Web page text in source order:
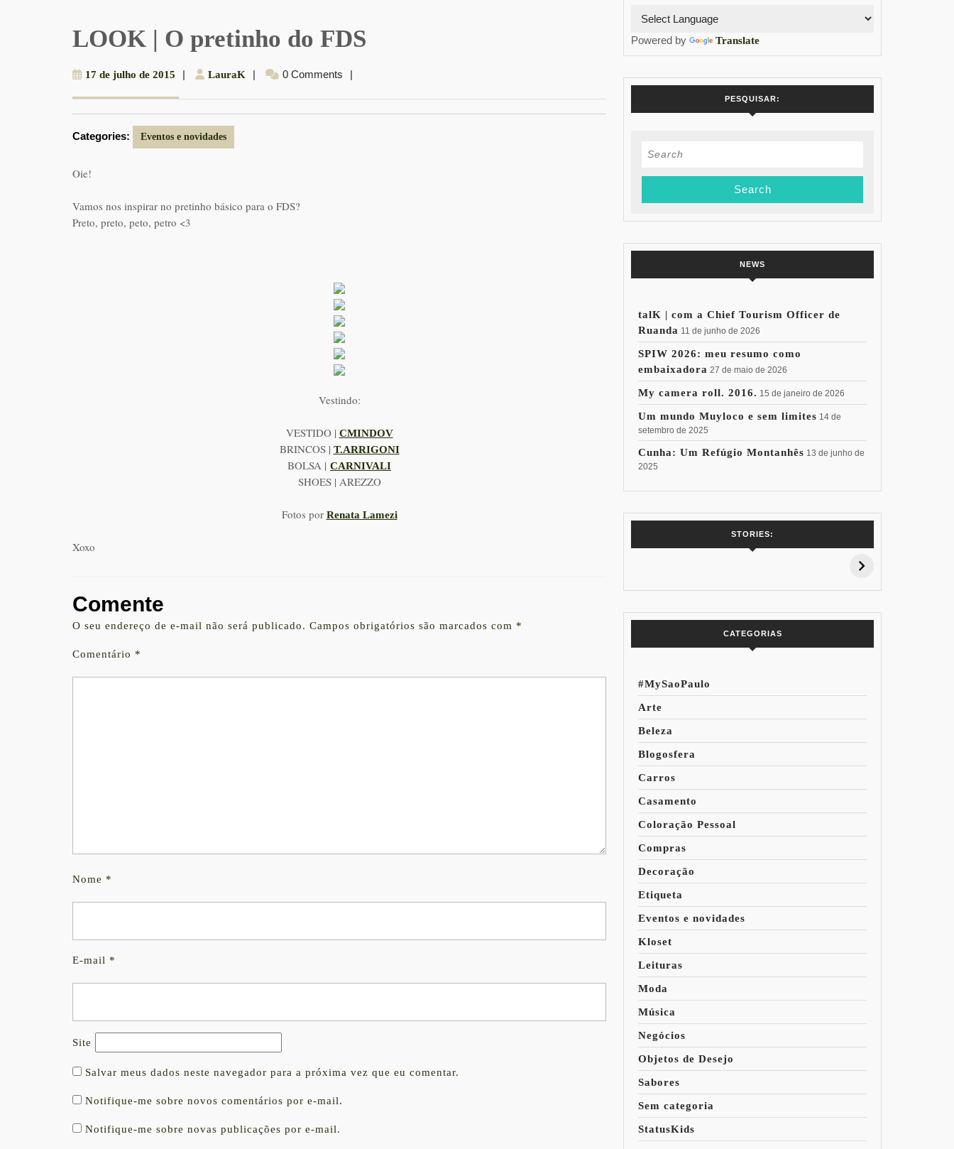
LOOK | O pretinho do FDS
17 de julho de 2015 17
2015
| LauraK LauraK
| 0 Comments |
Categories: Eventos e novidades
Oie!
Vamos nos inspirar no pretinho básico para o FDS?
Preto, preto, peto, petro <3
Vestindo:
VESTIDO | CMINDOV
BRINCOS | T.ARRIGONI
BOLSA | CARNIVALI
SHOES | AREZZO
Fotos por Renata Lamezi
Xoxo
Comente
O seu endereço de e-mail não será publicado. Campos obrigatórios são marcados com *
Comentário *
Nome *
E-mail *
Site
Salvar meus dados neste navegador para a próxima vez que eu comentar.
Notifique-me sobre novos comentários por e-mail.
Notifique-me sobre novas publicações por e-mail.
Powered by Translate
PESQUISAR:
Search
NEWS
talK | com a Chief Tourism Officer de
Ruanda 11 de junho de 2026
SPIW 2026: meu resumo como
embaixadora 27 de maio de 2026
My camera roll. 2016. 15 de janeiro de 2026
Um mundo Muyloco e sem limites 14 de
setembro de 2025
Cunha: Um Refúgio Montanhês 13 de junho de
2025
STORIES:
7 Vinhos com +
15% de
Pessoal: Os
CATEGORIAS
#MySaoPaulo
Arte
Beleza
Blogosfera
Carros
Casamento
Coloração Pessoal
Compras
Decoração
Etiqueta
Eventos e novidades
Kloset
Leituras
Moda
Música
Negócios
Objetos de Desejo
Sabores
Sem categoria
StatusKids